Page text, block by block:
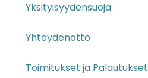
Yksityisyydensuoja
Yhteydenotto
Toimitukset ja Palautukset